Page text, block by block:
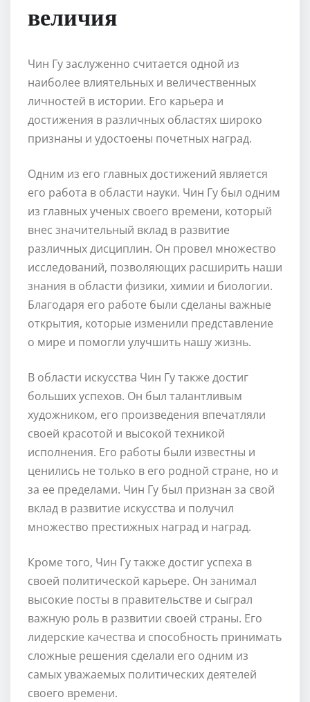
величия
Чин Гу заслуженно считается одной из
наиболее влиятельных и величественных
личностей в истории. Его карьера и
достижения в различных областях широко
признаны и удостоены почетных наград.
Одним из его главных достижений является
его работа в области науки. Чин Гу был одним
из главных ученых своего времени, который
внес значительный вклад в развитие
различных дисциплин. Он провел множество
исследований, позволяющих расширить наши
знания в области физики, химии и биологии.
Благодаря его работе были сделаны важные
открытия, которые изменили представление
о мире и помогли улучшить нашу жизнь.
В области искусства Чин Гу также достиг
больших успехов. Он был талантливым
художником, его произведения впечатляли
своей красотой и высокой техникой
исполнения. Его работы были известны и
ценились не только в его родной стране, но и
за ее пределами. Чин Гу был признан за свой
вклад в развитие искусства и получил
множество престижных наград и наград.
Кроме того, Чин Гу также достиг успеха в
своей политической карьере. Он занимал
высокие посты в правительстве и сыграл
важную роль в развитии своей страны. Его
лидерские качества и способность принимать
сложные решения сделали его одним из
самых уважаемых политических деятелей
своего времени.